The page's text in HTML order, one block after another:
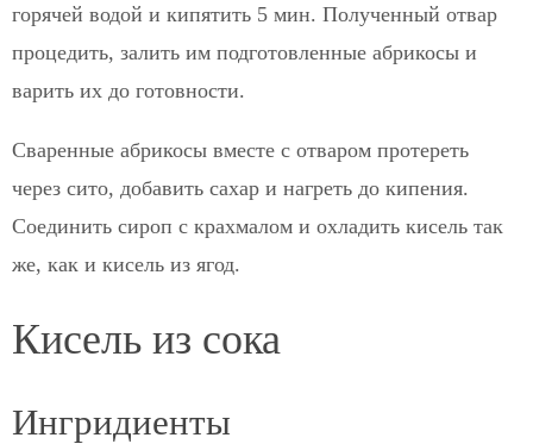
горячей водой и кипятить 5 мин. Полученный отвар
процедить, залить им подготовленные абрикосы и
варить их до готовности.
Сваренные абрикосы вместе с отваром протереть
через сито, добавить сахар и нагреть до кипения.
Соединить сироп с крахмалом и охладить кисель так
же, как и кисель из ягод.
Кисель из сока
Ингридиенты